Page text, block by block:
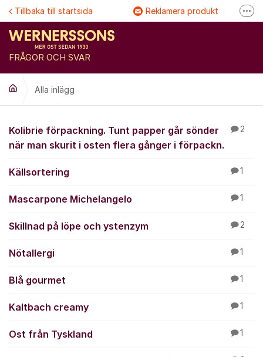
Hoppa till innehåll
FRÅGOR OCH SVAR
Tillbaka till startsida Reklamera produkt
FAQ
Alla inlägg
Alla inlägg
Kolibrie förpackning. Tunt papper går sönder
när man skurit i osten flera gånger i förpackn.
2
Källsortering 1
Mascarpone Michelangelo 1
Skillnad på löpe och ystenzym 2
Nötallergi 1
Blå gourmet 1
Kaltbach creamy 1
Ost från Tyskland 1